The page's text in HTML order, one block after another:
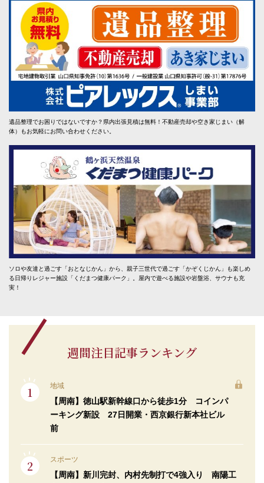
遺品整理でお困りではないですか？県内出張見積は無料！不動産売却や空き家じまい（解
体）もお気軽にお問い合わせください。
ソロや友達と過ごす「おとなじかん」から、親子三世代で過ごす「かぞくじかん」も楽しめ
る日帰りレジャー施設「くだまつ健康パーク」。屋内で遊べる施設や岩盤浴、サウナも充
実！
週間注目記事ランキング
地域
【周南】徳山駅新幹線口から徒歩1分 コインパ
ーキング新設 27日開業・西京銀行新本社ビル
前
スポーツ
【周南】新川完封、内村先制打で4強入り 南陽工